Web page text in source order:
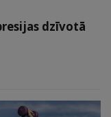
dzīvotā